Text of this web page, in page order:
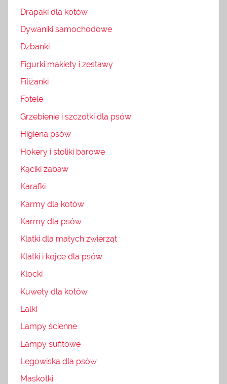
Drapaki dla kotów
Dywaniki samochodowe
Dzbanki
Figurki makiety i zestawy
Filiżanki
Fotele
Grzebienie i szczotki dla psów
Higiena psów
Hokery i stoliki barowe
Kąciki zabaw
Karafki
Karmy dla kotów
Karmy dla psów
Klatki dla małych zwierząt
Klatki i kojce dla psów
Klocki
Kuwety dla kotów
Lalki
Lampy ścienne
Lampy sufitowe
Legowiska dla psów
Maskotki